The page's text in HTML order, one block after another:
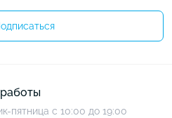
пятница с 10:00 до 19:00